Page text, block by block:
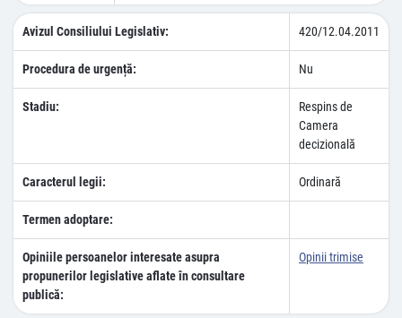
Avizul Consiliului Legislativ: 420/12.04.2011
Procedura de urgență: Nu
Stadiu:
Respins de
Camera
decizională
Caracterul legii: Ordinară
Termen adoptare:
Opiniile persoanelor interesate asupra
propunerilor legislative aflate în consultare
publică:
Opinii trimise